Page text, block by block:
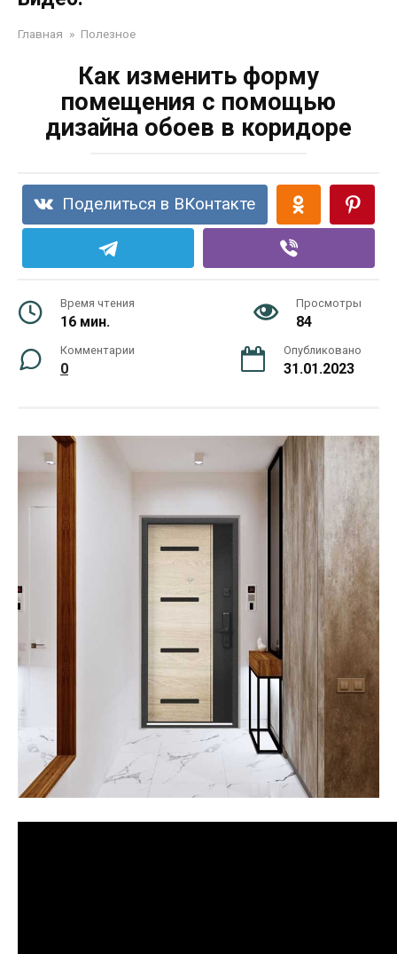
Главная » Полезное
Как изменить форму
помещения с помощью
дизайна обоев в коридоре
Поделиться в ВКонтакте
Время чтения
16 мин.
Просмотры
84
Комментарии
0
Опубликовано
31.01.2023